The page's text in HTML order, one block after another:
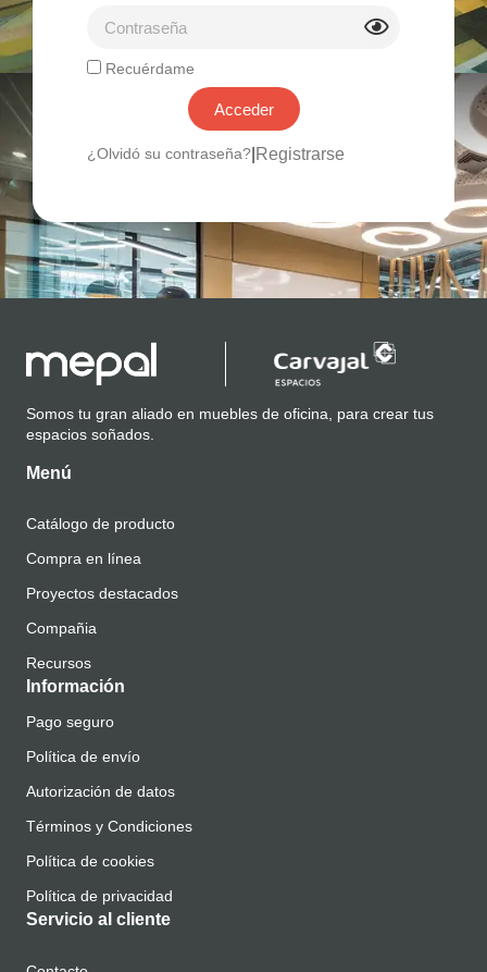
Recuérdame
Acceder
¿Olvidó su contraseña? Registrarse
Somos tu gran aliado en muebles de oficina, para crear tus
espacios soñados.
Menú
Catálogo de producto
Compra en línea
Proyectos destacados
Compañia
Recursos
Información
Pago seguro
Política de envío
Autorización de datos
Términos y Condiciones
Política de cookies
Política de privacidad
Servicio al cliente